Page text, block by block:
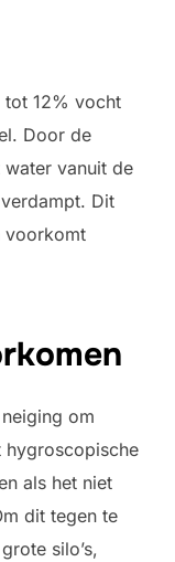
tot 12% vocht
Door de
vanuit de
Dit
voorkomt
om
hygroscopische
als het niet
dit tegen te
silo’s,